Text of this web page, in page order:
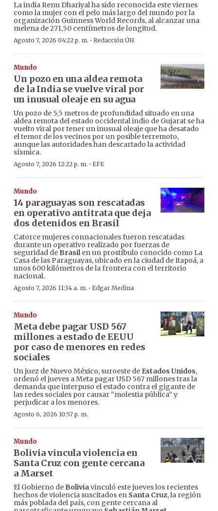
La india Renu Dhariyal ha sido reconocida este viernes
como la mujer con el pelo más largo del mundo por la
organización Guinness World Records, al alcanzar una
melena de 271,50 centímetros de longitud.
Agosto 7, 2026 04:22 p. m. · Redacción ÚH
Mundo
Un pozo en una aldea remota
de la India se vuelve viral por
un inusual oleaje en su agua
Un pozo de 5,5 metros de profundidad situado en una
aldea remota del estado occidental indio de Gujarat se ha
vuelto viral por tener un inusual oleaje que ha desatado
el temor de los vecinos por un posible terremoto,
aunque las autoridades han descartado la actividad
sísmica.
Agosto 7, 2026 12:22 p. m. · EFE
Mundo
14 paraguayas son rescatadas
en operativo antitrata que deja
dos detenidos en Brasil
Catorce mujeres connacionales fueron rescatadas
durante un operativo realizado por fuerzas de
seguridad de Brasilen un prostíbulo conocido como La
Casa de las Paraguayas, ubicado en la ciudad de Itapoá, a
unos 600 kilómetros de la frontera con el territorio
nacional.
Agosto 7, 2026 11:34 a. m. · Edgar Medina
Mundo
Meta debe pagar USD 567
millones a estado de EEUU
por caso de menores en redes
sociales
Un juez de Nuevo México, suroeste de Estados Unidos,
ordenó el jueves a Meta pagar USD 567 millones tras la
demanda que interpuso el estado contra el gigante de
las redes sociales por causar “molestia pública” y
perjudicar a los menores.
Agosto 6, 2026 10:57 p. m.
Mundo
Bolivia vincula violencia en
Santa Cruz con gente cercana
a Marset
El Gobierno de Boliviavinculó este jueves los recientes
hechos de violencia suscitados en Santa Cruz, la región
más poblada del país, con gente cercana al